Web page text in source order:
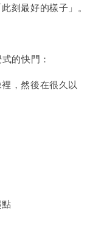
刻最好的樣子」。
的快門：
，然後在很久以